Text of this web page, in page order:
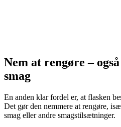
Nem at rengøre –
smag
En anden klar fordel er, at flasken
Det gør den nemmere at rengøre,
smag eller andre smagstilsætninger.